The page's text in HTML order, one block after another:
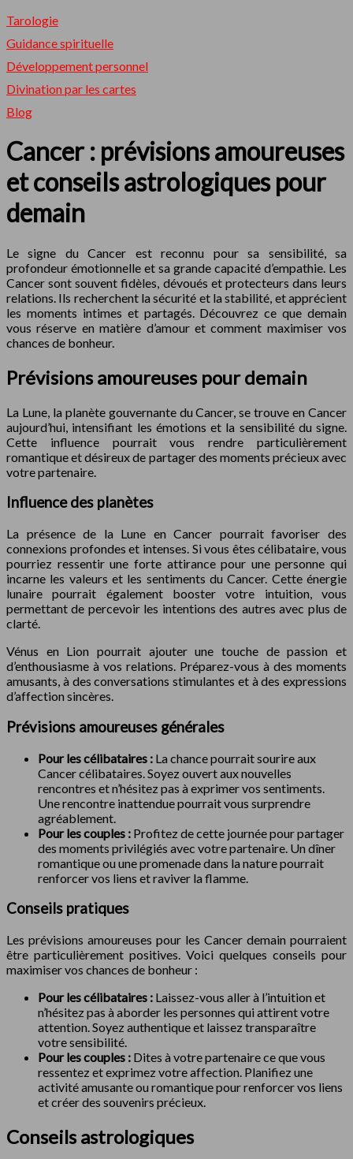
Tarologie
Guidance spirituelle
Développement personnel
Divination par les cartes
Blog
Cancer : prévisions amoureuses
et conseils astrologiques pour
demain
Le signe du Cancer est reconnu pour sa sensibilité, sa
profondeur émotionnelle et sa grande capacité d’empathie. Les
Cancer sont souvent fidèles, dévoués et protecteurs dans leurs
relations. Ils recherchent la sécurité et la stabilité, et apprécient
les moments intimes et partagés. Découvrez ce que demain
vous réserve en matière d’amour et comment maximiser vos
chances de bonheur.
Prévisions amoureuses pour demain
La Lune, la planète gouvernante du Cancer, se trouve en Cancer
aujourd’hui, intensifiant les émotions et la sensibilité du signe.
Cette influence pourrait vous rendre particulièrement
romantique et désireux de partager des moments précieux avec
votre partenaire.
Influence des planètes
La présence de la Lune en Cancer pourrait favoriser des
connexions profondes et intenses. Si vous êtes célibataire, vous
pourriez ressentir une forte attirance pour une personne qui
incarne les valeurs et les sentiments du Cancer. Cette énergie
lunaire pourrait également booster votre intuition, vous
permettant de percevoir les intentions des autres avec plus de
clarté.
Vénus en Lion pourrait ajouter une touche de passion et
d’enthousiasme à vos relations. Préparez-vous à des moments
amusants, à des conversations stimulantes et à des expressions
d’affection sincères.
Prévisions amoureuses générales
Pour les célibataires : La chance pourrait sourire aux
Cancer célibataires. Soyez ouvert aux nouvelles
rencontres et n’hésitez pas à exprimer vos sentiments.
Une rencontre inattendue pourrait vous surprendre
agréablement.
Pour les couples : Profitez de cette journée pour partager
des moments privilégiés avec votre partenaire. Un dîner
romantique ou une promenade dans la nature pourrait
renforcer vos liens et raviver la flamme.
Conseils pratiques
Les prévisions amoureuses pour les Cancer demain pourraient
être particulièrement positives. Voici quelques conseils pour
maximiser vos chances de bonheur :
Pour les célibataires : Laissez-vous aller à l’intuition et
n’hésitez pas à aborder les personnes qui attirent votre
attention. Soyez authentique et laissez transparaître
votre sensibilité.
Pour les couples : Dites à votre partenaire ce que vous
ressentez et exprimez votre affection. Planifiez une
activité amusante ou romantique pour renforcer vos liens
et créer des souvenirs précieux.
Conseils astrologiques